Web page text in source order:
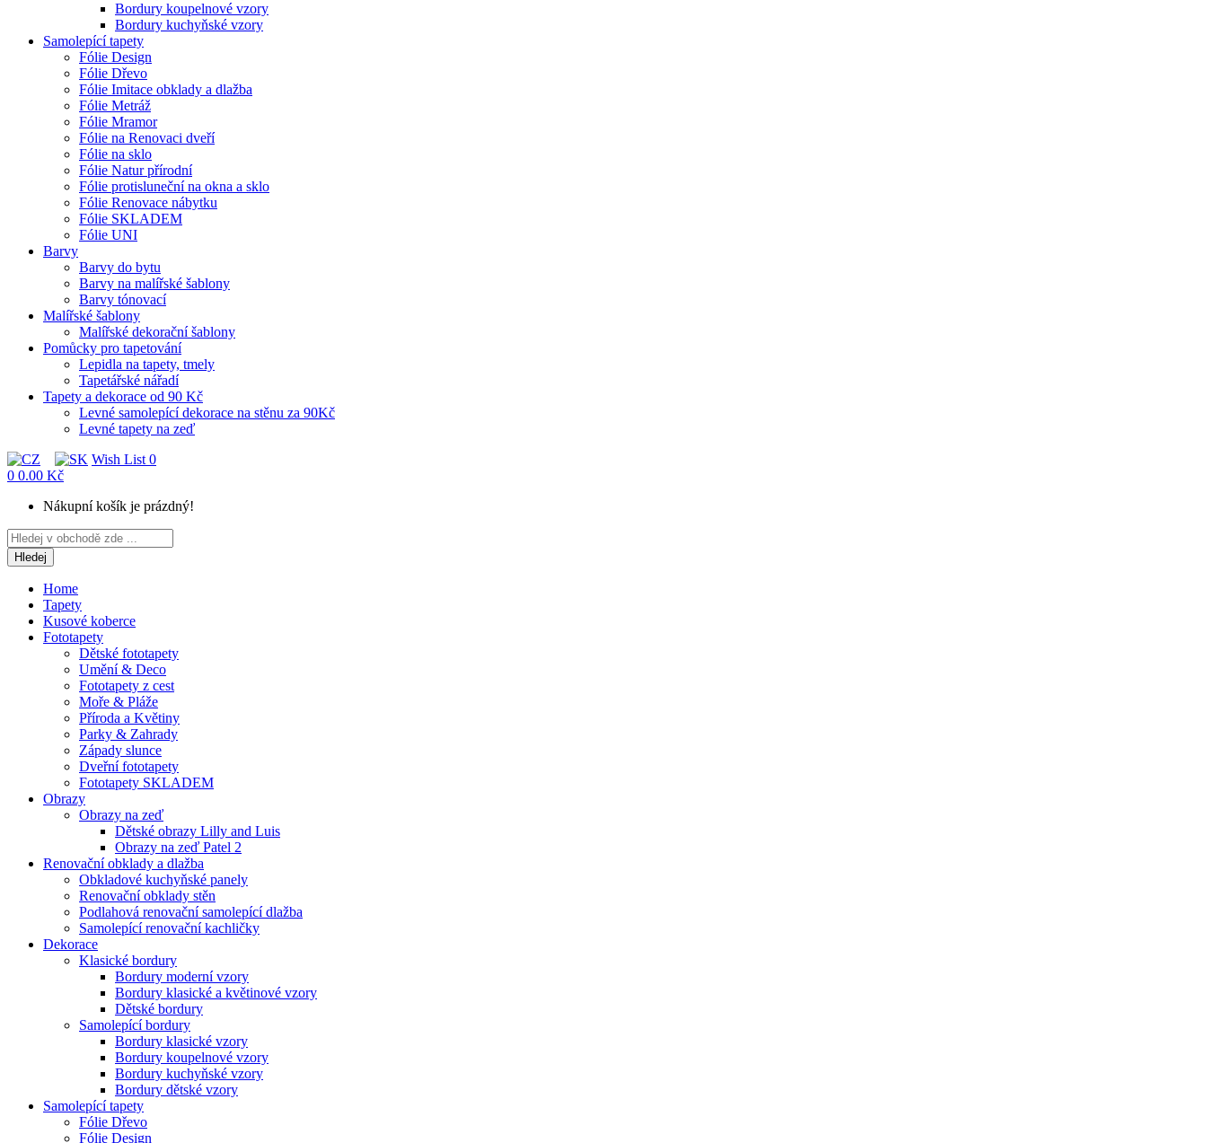
Bordury koupelnové vzory
Bordury kuchyňské vzory
Samolepící tapety
Fólie Design
Fólie Dřevo
Fólie Imitace obklady a dlažba
Fólie Metráž
Fólie Mramor
Fólie na Renovaci dveří
Fólie na sklo
Fólie Natur přírodní
Fólie protisluneční na okna a sklo
Fólie Renovace nábytku
Fólie SKLADEM
Fólie UNI
Barvy
Barvy do bytu
Barvy na malířské šablony
Barvy tónovací
Malířské šablony
Malířské dekorační šablony
Pomůcky pro tapetování
Lepidla na tapety, tmely
Tapetářské nářadí
Tapety a dekorace od 90 Kč
Levné samolepící dekorace na stěnu za 90Kč
Levné tapety na zeď
Wish List 0
0 0.00 Kč
Nákupní košík je prázdný!
Hledej
Home
Tapety
Kusové koberce
Fototapety
Dětské fototapety
Umění & Deco
Fototapety z cest
Moře & Pláže
Příroda a Květiny
Parky & Zahrady
Západy slunce
Dveřní fototapety
Fototapety SKLADEM
Obrazy
Obrazy na zeď
Dětské obrazy Lilly and Luis
Obrazy na zeď Patel 2
Renovační obklady a dlažba
Obkladové kuchyňské panely
Renovační obklady stěn
Podlahová renovační samolepící dlažba
Samolepící renovační kachličky
Dekorace
Klasické bordury
Bordury moderní vzory
Bordury klasické a květinové vzory
Dětské bordury
Samolepící bordury
Bordury klasické vzory
Bordury koupelnové vzory
Bordury kuchyňské vzory
Bordury dětské vzory
Samolepící tapety
Fólie Dřevo
Fólie Design